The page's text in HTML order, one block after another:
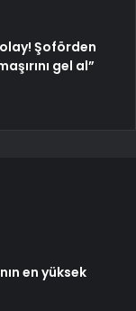
Şoförden
gel al”
en yüksek